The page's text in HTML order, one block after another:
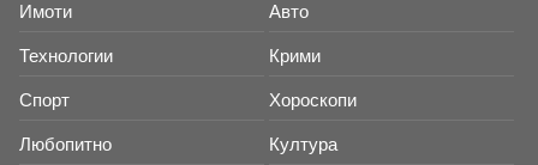
Имоти Авто
Технологии Крими
Спорт Хороскопи
Любопитно Култура